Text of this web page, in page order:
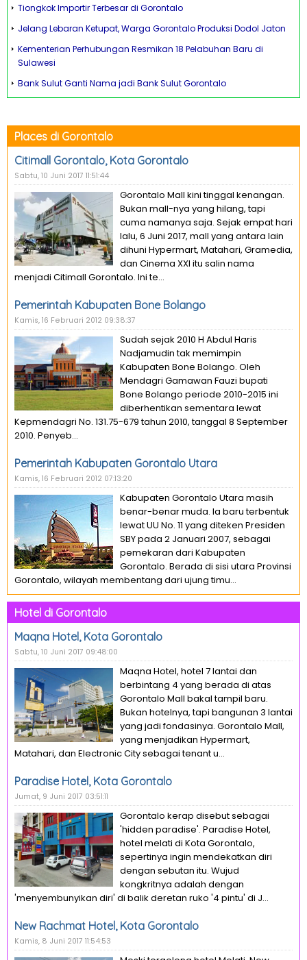
Tiongkok Importir Terbesar di Gorontalo
Jelang Lebaran Ketupat, Warga Gorontalo Produksi Dodol Jaton
Kementerian Perhubungan Resmikan 18 Pelabuhan Baru di
Sulawesi
Bank Sulut Ganti Nama jadi Bank Sulut Gorontalo
Places di Gorontalo
Citimall Gorontalo, Kota Gorontalo
Sabtu, 10 Juni 2017 11:51:44
Gorontalo Mall kini tinggal kenangan.
Bukan mall-nya yang hilang, tapi
cuma namanya saja. Sejak empat hari
lalu, 6 Juni 2017, mall yang antara lain
dihuni Hypermart, Matahari, Gramedia,
dan Cinema XXI itu salin nama
menjadi Citimall Gorontalo. Ini te...
Pemerintah Kabupaten Bone Bolango
Kamis, 16 Februari 2012 09:38:37
Sudah sejak 2010 H Abdul Haris
Nadjamudin tak memimpin
Kabupaten Bone Bolango. Oleh
Mendagri Gamawan Fauzi bupati
Bone Bolango periode 2010-2015 ini
diberhentikan sementara lewat
Kepmendagri No. 131.75-679 tahun 2010, tanggal 8 September
2010. Penyeb...
Pemerintah Kabupaten Gorontalo Utara
Kamis, 16 Februari 2012 07:13:20
Kabupaten Gorontalo Utara masih
benar-benar muda. Ia baru terbentuk
lewat UU No. 11 yang diteken Presiden
SBY pada 2 Januari 2007, sebagai
pemekaran dari Kabupaten
Gorontalo. Berada di sisi utara Provinsi
Gorontalo, wilayah membentang dari ujung timu...
Hotel di Gorontalo
Maqna Hotel, Kota Gorontalo
Sabtu, 10 Juni 2017 09:48:00
Maqna Hotel, hotel 7 lantai dan
berbintang 4 yang berada di atas
Gorontalo Mall bakal tampil baru.
Bukan hotelnya, tapi bangunan 3 lantai
yang jadi fondasinya. Gorontalo Mall,
yang menjadikan Hypermart,
Matahari, dan Electronic City sebagai tenant u...
Paradise Hotel, Kota Gorontalo
Jumat, 9 Juni 2017 03:51:11
Gorontalo kerap disebut sebagai
'hidden paradise'. Paradise Hotel,
hotel melati di Kota Gorontalo,
sepertinya ingin mendekatkan diri
dengan sebutan itu. Wujud
kongkritnya adalah dengan
'menyembunyikan diri' di balik deretan ruko '4 pintu' di J...
New Rachmat Hotel, Kota Gorontalo
Kamis, 8 Juni 2017 11:54:53